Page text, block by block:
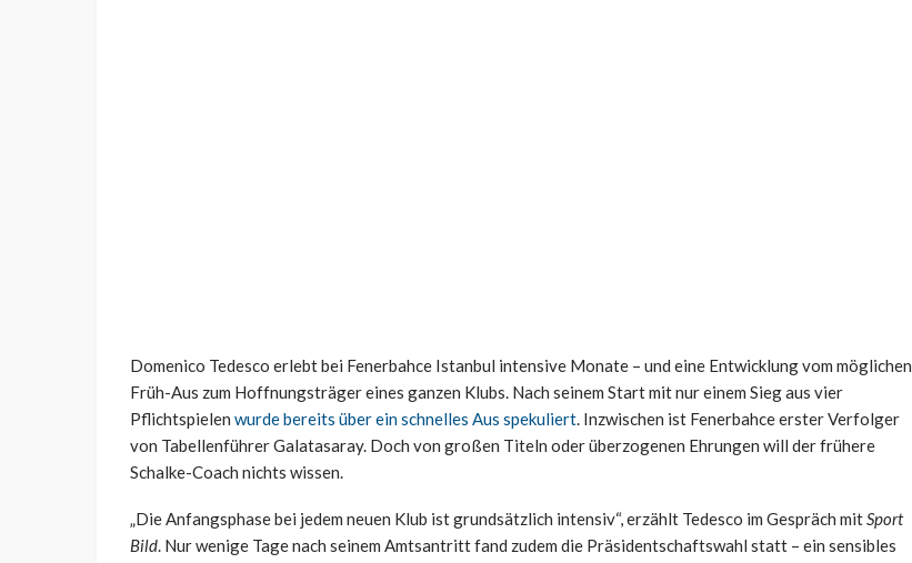
Domenico Tedesco erlebt bei Fenerbahce Istanbul intensive Monate – und eine Entwicklung vom möglichen
Früh-Aus zum Hoffnungsträger eines ganzen Klubs. Nach seinem Start mit nur einem Sieg aus vier
Pflichtspielen wurde bereits über ein schnelles Aus spekuliert. Inzwischen ist Fenerbahce erster Verfolger
von Tabellenführer Galatasaray. Doch von großen Titeln oder überzogenen Ehrungen will der frühere
Schalke-Coach nichts wissen.
„Die Anfangsphase bei jedem neuen Klub ist grundsätzlich intensiv“, erzählt Tedesco im Gespräch mitSport
Bild. Nur wenige Tage nach seinem Amtsantritt fand zudem die Präsidentschaftswahl statt – ein sensibles